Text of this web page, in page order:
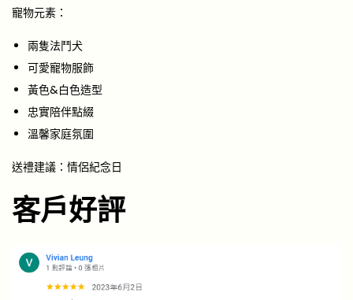
寵物元素：
兩隻法鬥犬
可愛寵物服飾
黃色&白色造型
忠實陪伴點綴
溫馨家庭氛圍
送禮建議：情侶紀念日
客戶好評